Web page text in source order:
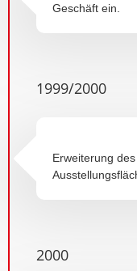
Geschäft ein.
Erweiterung
1999/2000
2000